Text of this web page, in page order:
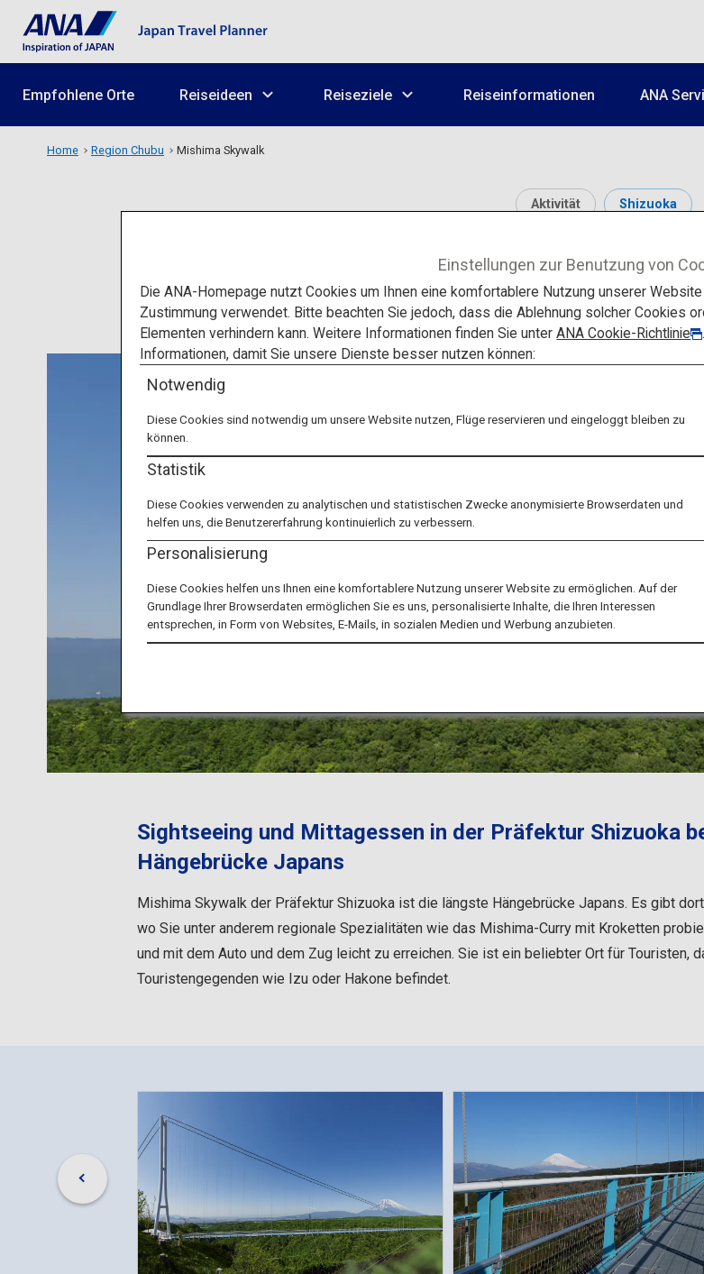
Empfohlene Orte Reiseideen Reiseziele Reiseinformationen ANA
Home Region Chubu Mishima Skywalk
Aktivität Shizuoka
Mishima
Sightseeing und Mittagessen in der Präfektur Shizuoka
Hängebrücke Japans
Mishima Skywalk der Präfektur Shizuoka ist die längste Hängebrücke Japans. Es gibt
wo Sie unter anderem regionale Spezialitäten wie das Mishima-Curry mit Kroketten
und mit dem Auto und dem Zug leicht zu erreichen. Sie ist ein beliebter Ort für Touristen,
Touristengegenden wie Izu oder Hakone befindet.
Einstellungen zur Benutzung von
Die ANA-Homepage nutzt Cookies um Ihnen eine komfortablere Nutzung unserer
Zustimmung verwendet. Bitte beachten Sie jedoch, dass die Ablehnung solcher Cookies
Elementen verhindern kann. Weitere Informationen finden Sie unterANA Cookie-Richtlinie
Informationen, damit Sie unsere Dienste besser nutzen können:
Notwendig
Diese Cookies sind notwendig um unsere Website nutzen, Flüge reservieren und eingeloggt bleiben zu
können.
Statistik
Diese Cookies verwenden zu analytischen und statistischen Zwecke anonymisierte Browserdaten und
helfen uns, die Benutzererfahrung kontinuierlich zu verbessern.
Personalisierung
Diese Cookies helfen uns Ihnen eine komfortablere Nutzung unserer Website zu ermöglichen. Auf der
Grundlage Ihrer Browserdaten ermöglichen Sie es uns, personalisierte Inhalte, die Ihren Interessen
entsprechen, in Form von Websites, E-Mails, in sozialen Medien und Werbung anzubieten.